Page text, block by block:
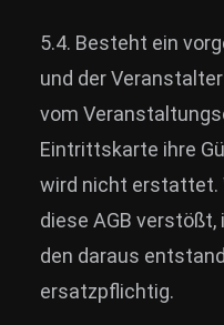
5.4. Besteht ein
und der
vom
Eintrittskarte ihre
wird nicht erstattet.
diese AGB
den daraus
ersatzpflichtig.